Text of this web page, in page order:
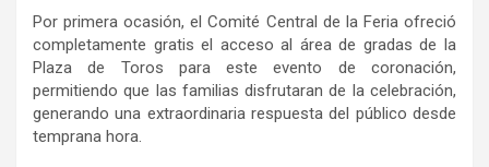
Por primera ocasión, el Comité Central de la Feria ofreció
completamente gratis el acceso al área de gradas de la
Plaza de Toros para este evento de coronación,
permitiendo que las familias disfrutaran de la celebración,
generando una extraordinaria respuesta del público desde
temprana hora.